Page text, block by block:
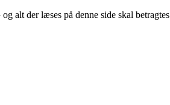
alt der læses på denne side skal